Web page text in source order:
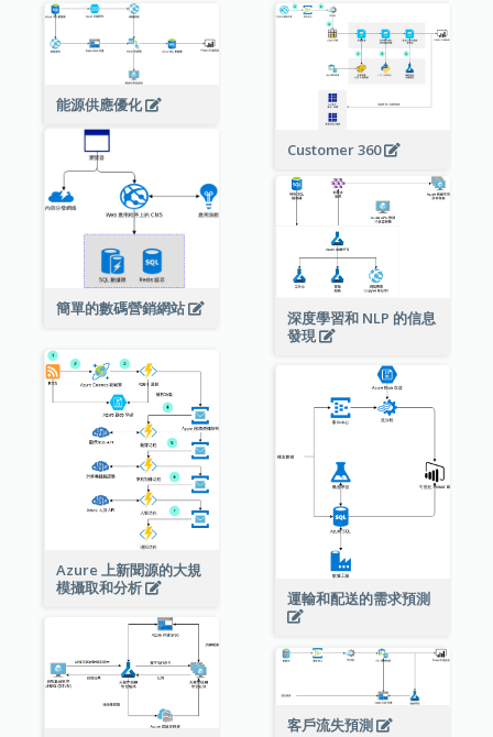
能源供應優化
Customer 360
簡單的數碼營銷網站
深度學習和 NLP 的信息
發現
Azure 上新聞源的大規
模攝取和分析
運輸和配送的需求預測
客戶流失預測